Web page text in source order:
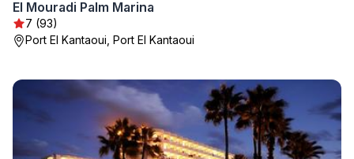
El Mouradi Palm Marina
7 (93)
Port El Kantaoui, Port El Kantaoui